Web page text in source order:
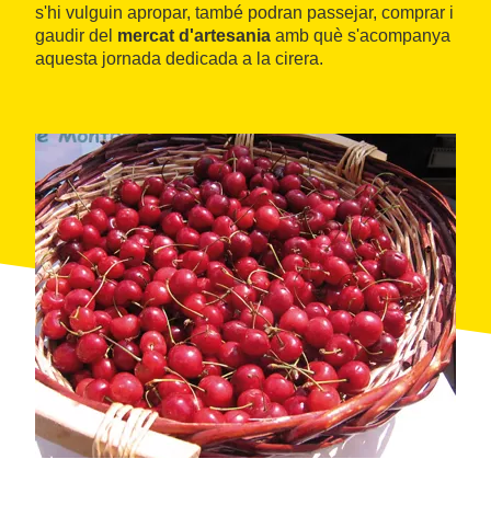
s'hi vulguin apropar, també podran passejar, comprar i
gaudir del mercat d'artesania amb què s'acompanya
aquesta jornada dedicada a la cirera.